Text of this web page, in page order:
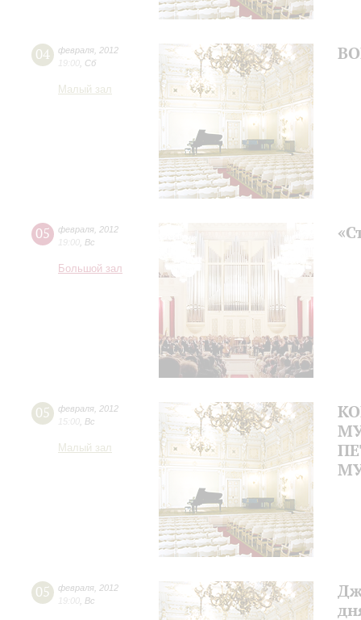
04 февраля 2012
19:00 Сб
Малый зал
05 февраля 2012
19:00 Вс
Большой зал
05 февраля 2012
15:00 Вс
Малый зал
05 февраля 2012
19:00 Вс